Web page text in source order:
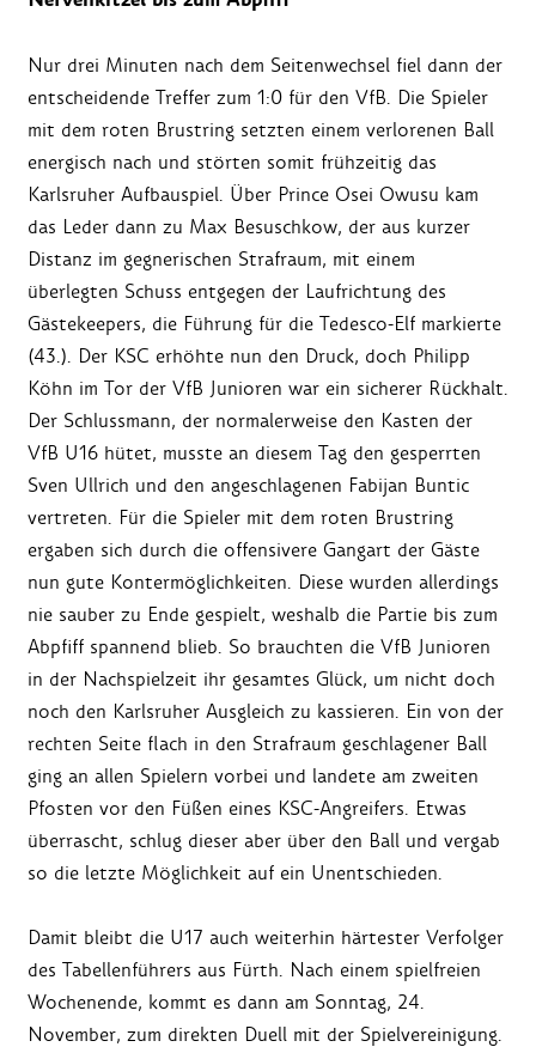
Nur drei Minuten nach dem Seitenwechsel fiel dann der
entscheidende Treffer zum 1:0 für den VfB. Die Spieler
mit dem roten Brustring setzten einem verlorenen Ball
energisch nach und störten somit frühzeitig das
Karlsruher Aufbauspiel. Über Prince Osei Owusu kam
das Leder dann zu Max Besuschkow, der aus kurzer
Distanz im gegnerischen Strafraum, mit einem
überlegten Schuss entgegen der Laufrichtung des
Gästekeepers, die Führung für die Tedesco-Elf markierte
(43.). Der KSC erhöhte nun den Druck, doch Philipp
Köhn im Tor der VfB Junioren war ein sicherer Rückhalt.
Der Schlussmann, der normalerweise den Kasten der
VfB U16 hütet, musste an diesem Tag den gesperrten
Sven Ullrich und den angeschlagenen Fabijan Buntic
vertreten. Für die Spieler mit dem roten Brustring
ergaben sich durch die offensivere Gangart der Gäste
nun gute Kontermöglichkeiten. Diese wurden allerdings
nie sauber zu Ende gespielt, weshalb die Partie bis zum
Abpfiff spannend blieb. So brauchten die VfB Junioren
in der Nachspielzeit ihr gesamtes Glück, um nicht doch
noch den Karlsruher Ausgleich zu kassieren. Ein von der
rechten Seite flach in den Strafraum geschlagener Ball
ging an allen Spielern vorbei und landete am zweiten
Pfosten vor den Füßen eines KSC-Angreifers. Etwas
überrascht, schlug dieser aber über den Ball und vergab
so die letzte Möglichkeit auf ein Unentschieden.
Damit bleibt die U17 auch weiterhin härtester Verfolger
des Tabellenführers aus Fürth. Nach einem spielfreien
Wochenende, kommt es dann am Sonntag, 24.
November, zum direkten Duell mit der Spielvereinigung.